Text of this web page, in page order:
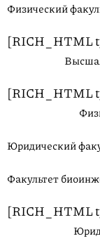
Физический
[RICH_HTML
[RICH_HTML
Юридический
Факультет
[RICH_HTML